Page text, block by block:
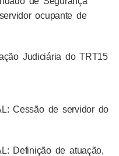
ocupante de
Judiciária do TRT15
Cessão de servidor do
Definição de atuação,